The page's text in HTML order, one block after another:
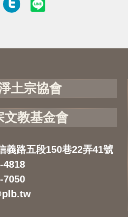
土宗協會
文教基金會
義路五段150巷22弄41號
4818
7050